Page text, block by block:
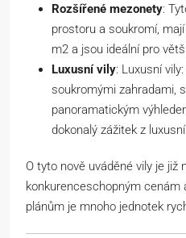
Rozšířené mezonety:
prostoru a soukromí,
m2 a jsou ideální pro
Luxusní vily: Luxusní
soukromými zahradami,
panoramatickým
dokonalý zážitek z
O tyto nově uváděné vily je již
konkurenceschopným cenám
plánům je mnoho jednotek